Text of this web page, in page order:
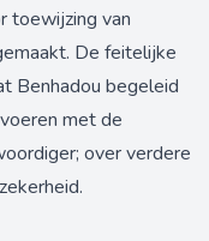
toewijzing van
De feitelijke
Benhadou begeleid
met de
over verdere